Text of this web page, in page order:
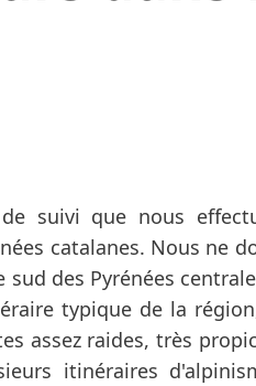
suivi que nous
catalanes. Nous ne
des Pyrénées
typique de la
assez raides, très
itinéraires